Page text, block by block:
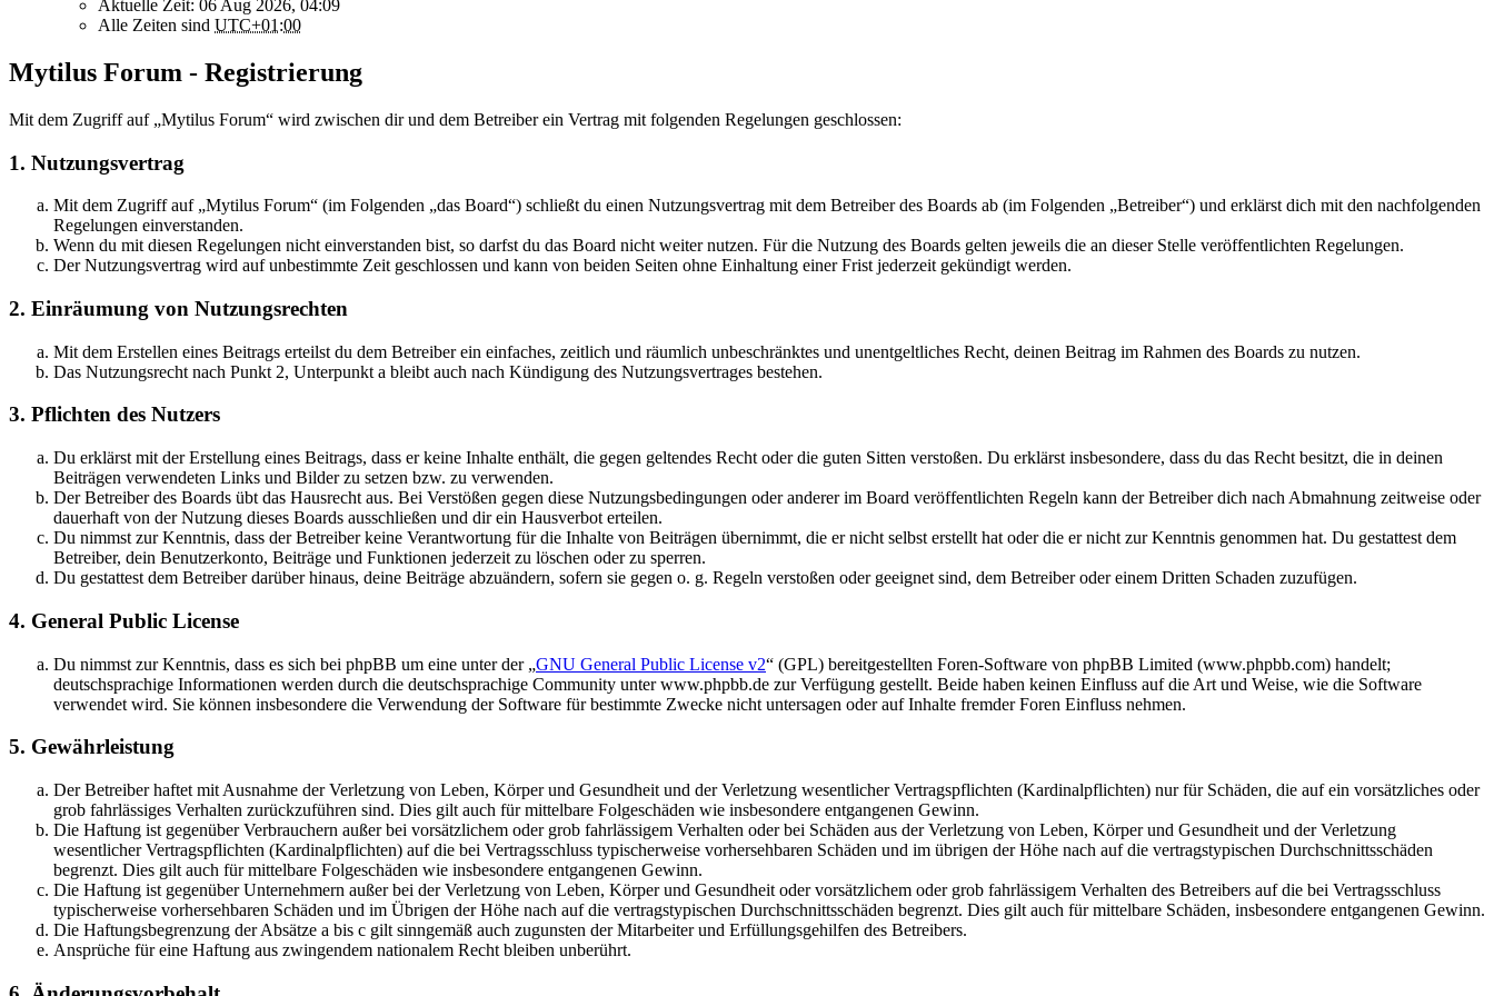
Aktuelle Zeit: 06 Aug 2026, 04:09
Alle Zeiten sind UTC+01:00
Mytilus Forum - Registrierung
Mit dem Zugriff auf „Mytilus Forum“ wird zwischen dir und dem Betreiber ein Vertrag mit folgenden Regelungen geschlossen:
1. Nutzungsvertrag
Mit dem Zugriff auf „Mytilus Forum“ (im Folgenden „das Board“) schließt du einen Nutzungsvertrag mit dem Betreiber des Boards ab (im Folgenden „Betreiber“) und erklärst dich mit den nachfolgenden
Regelungen einverstanden.
Wenn du mit diesen Regelungen nicht einverstanden bist, so darfst du das Board nicht weiter nutzen. Für die Nutzung des Boards gelten jeweils die an dieser Stelle veröffentlichten Regelungen.
Der Nutzungsvertrag wird auf unbestimmte Zeit geschlossen und kann von beiden Seiten ohne Einhaltung einer Frist jederzeit gekündigt werden.
2. Einräumung von Nutzungsrechten
Mit dem Erstellen eines Beitrags erteilst du dem Betreiber ein einfaches, zeitlich und räumlich unbeschränktes und unentgeltliches Recht, deinen Beitrag im Rahmen des Boards zu nutzen.
Das Nutzungsrecht nach Punkt 2, Unterpunkt a bleibt auch nach Kündigung des Nutzungsvertrages bestehen.
3. Pflichten des Nutzers
Du erklärst mit der Erstellung eines Beitrags, dass er keine Inhalte enthält, die gegen geltendes Recht oder die guten Sitten verstoßen. Du erklärst insbesondere, dass du das Recht besitzt, die in deinen
Beiträgen verwendeten Links und Bilder zu setzen bzw. zu verwenden.
Der Betreiber des Boards übt das Hausrecht aus. Bei Verstößen gegen diese Nutzungsbedingungen oder anderer im Board veröffentlichten Regeln kann der Betreiber dich nach Abmahnung zeitweise oder
dauerhaft von der Nutzung dieses Boards ausschließen und dir ein Hausverbot erteilen.
Du nimmst zur Kenntnis, dass der Betreiber keine Verantwortung für die Inhalte von Beiträgen übernimmt, die er nicht selbst erstellt hat oder die er nicht zur Kenntnis genommen hat. Du gestattest dem
Betreiber, dein Benutzerkonto, Beiträge und Funktionen jederzeit zu löschen oder zu sperren.
Du gestattest dem Betreiber darüber hinaus, deine Beiträge abzuändern, sofern sie gegen o. g. Regeln verstoßen oder geeignet sind, dem Betreiber oder einem Dritten Schaden zuzufügen.
4. General Public License
Du nimmst zur Kenntnis, dass es sich bei phpBB um eine unter der „GNU General Public License v2“ (GPL) bereitgestellten Foren-Software von phpBB Limited (www.phpbb.com) handelt;
deutschsprachige Informationen werden durch die deutschsprachige Community unter www.phpbb.de zur Verfügung gestellt. Beide haben keinen Einfluss auf die Art und Weise, wie die Software
verwendet wird. Sie können insbesondere die Verwendung der Software für bestimmte Zwecke nicht untersagen oder auf Inhalte fremder Foren Einfluss nehmen.
5. Gewährleistung
Der Betreiber haftet mit Ausnahme der Verletzung von Leben, Körper und Gesundheit und der Verletzung wesentlicher Vertragspflichten (Kardinalpflichten) nur für Schäden, die auf ein vorsätzliches oder
grob fahrlässiges Verhalten zurückzuführen sind. Dies gilt auch für mittelbare Folgeschäden wie insbesondere entgangenen Gewinn.
Die Haftung ist gegenüber Verbrauchern außer bei vorsätzlichem oder grob fahrlässigem Verhalten oder bei Schäden aus der Verletzung von Leben, Körper und Gesundheit und der Verletzung
wesentlicher Vertragspflichten (Kardinalpflichten) auf die bei Vertragsschluss typischerweise vorhersehbaren Schäden und im übrigen der Höhe nach auf die vertragstypischen Durchschnittsschäden
begrenzt. Dies gilt auch für mittelbare Folgeschäden wie insbesondere entgangenen Gewinn.
Die Haftung ist gegenüber Unternehmern außer bei der Verletzung von Leben, Körper und Gesundheit oder vorsätzlichem oder grob fahrlässigem Verhalten des Betreibers auf die bei Vertragsschluss
typischerweise vorhersehbaren Schäden und im Übrigen der Höhe nach auf die vertragstypischen Durchschnittsschäden begrenzt. Dies gilt auch für mittelbare Schäden, insbesondere entgangenen Gewinn.
Die Haftungsbegrenzung der Absätze a bis c gilt sinngemäß auch zugunsten der Mitarbeiter und Erfüllungsgehilfen des Betreibers.
Ansprüche für eine Haftung aus zwingendem nationalem Recht bleiben unberührt.